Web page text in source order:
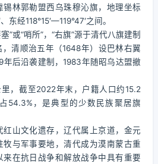
林郭勒盟西乌珠穆沁旗，地理坐标
经118°15′—119°47′之间。
”或“哨所”，“右旗”源于清代八旗建制
清顺治五年（1648年）设巴林右翼
后沿袭建制，1983年随昭乌达盟撤
，截至2022年末，户籍人口约15.2
54.3%，是典型的少数民族聚居旗
山文化遗存，辽代属上京道，金元
牧与军事要地，清代成为漠南蒙古重
在抗日战争和解放战争中具有重要